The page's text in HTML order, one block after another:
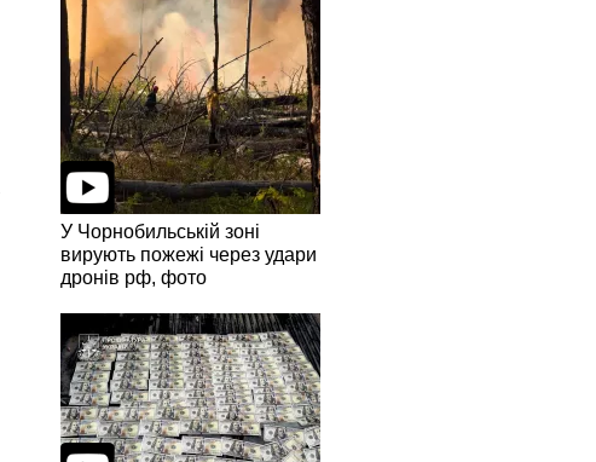
У Чорнобильській зоні
вирують пожежі через удари
дронів рф, фото